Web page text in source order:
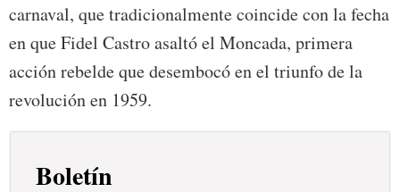
carnaval, que tradicionalmente coincide con la fecha
en que Fidel Castro asaltó el Moncada, primera
acción rebelde que desembocó en el triunfo de la
revolución en 1959.
Boletín